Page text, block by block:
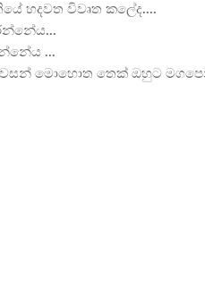
හදවත විවෘත කලේද....
...
මොහොත තෙක් ඔහුට